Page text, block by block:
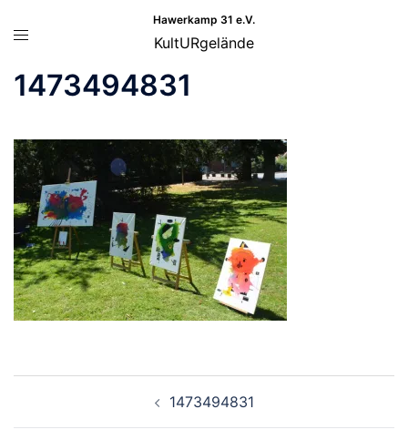
InhaltMenü
Hawerkamp 31 e.V.
KultURgelände
1473494831
1473494831